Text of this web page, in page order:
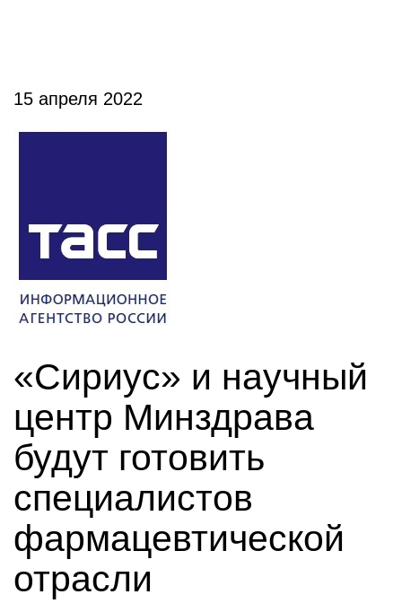
15 апреля 2022
«Сириус» и научный
центр Минздрава
будут готовить
специалистов
фармацевтической
отрасли